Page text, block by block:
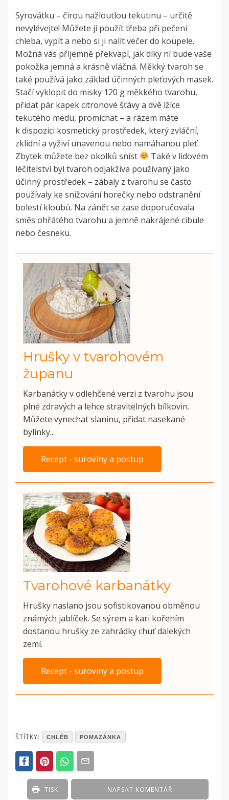
Syrovátku – čirou nažloutlou tekutinu – určitě
nevylévejte! Můžete ji použít třeba při pečení
chleba, vypít a nebo si ji nalít večer do koupele.
Možná vás příjemně překvapí, jak díky ní bude vaše
pokožka jemná a krásně vláčná. Měkký tvaroh se
také používá jako základ účinných pleťových masek.
Stačí vyklopit do misky 120 g měkkého tvarohu,
přidat pár kapek citronové šťávy a dvě lžíce
tekutého medu, promíchat – a rázem máte
k dispozici kosmetický prostředek, který zvláční,
zklidní a vyživí unavenou nebo namáhanou pleť.
Zbytek můžete bez okolků sníst
Také v lidovém
léčitelství byl tvaroh odjakživa používaný jako
účinný prostředek – zábaly z tvarohu se často
používaly ke snižování horečky nebo odstranění
bolestí kloubů. Na zánět se zase doporučovala
směs ohřátého tvarohu a jemně nakrájené cibule
nebo česneku.
Hrušky v tvarohovém
županu
Karbanátky v odlehčené verzi z tvarohu jsou
plné zdravých a lehce stravitelných bílkovin.
Můžete vynechat slaninu, přidat nasekané
bylinky...
Recept - suroviny a postup
Tvarohové karbanátky
Hrušky naslano jsou sofistikovanou obměnou
známých jablíček. Se sýrem a kari kořením
dostanou hrušky ze zahrádky chuť dalekých
zemí.
Recept - suroviny a postup
POSTED
ČLÁNKY
ŠTÍTKY: CHLÉB POMAZÁNKA
NAPSAT KOMENTÁŘ
TISK